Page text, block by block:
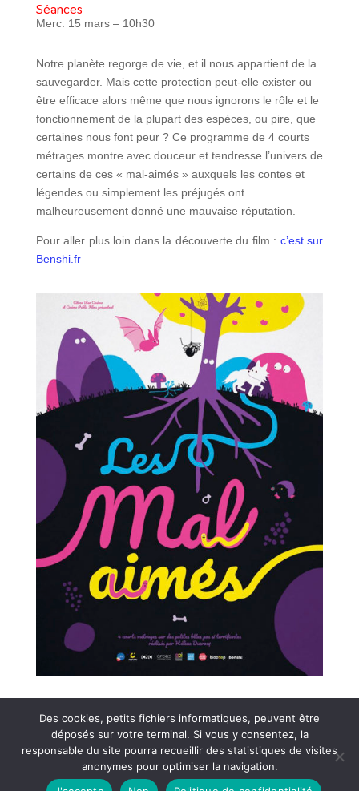
Séances
Merc. 15 mars – 10h30
Notre planète regorge de vie, et il nous appartient de la
sauvegarder. Mais cette protection peut-elle exister ou
être efficace alors même que nous ignorons le rôle et le
fonctionnement de la plupart des espèces, ou pire, que
certaines nous font peur ? Ce programme de 4 courts
métrages montre avec douceur et tendresse l’univers de
certains de ces « mal-aimés » auxquels les contes et
légendes ou simplement les préjugés ont
malheureusement donné une mauvaise réputation.
Pour aller plus loin dans la découverte du film : c’est sur
Benshi.fr
Cinéma le clap vercors 2021 © – Tous droits réservés |
Mentions légales| Politique de confidentialité
Des cookies, petits fichiers informatiques, peuvent être
déposés sur votre terminal. Si vous y consentez, la
responsable du site pourra recueillir des statistiques de visites
anonymes pour optimiser la navigation.